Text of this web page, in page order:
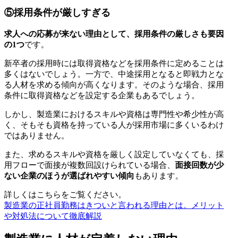
⑤採用条件が厳しすぎる
求人への応募が来ない理由として、採用条件の厳しさも要因
の1つです。
新卒者の採用時には取得資格などを採用条件に定めることは
多くはないでしょう。一方で、中途採用となると即戦力とな
る人材を求める傾向が高くなります。そのような場合、採用
条件に取得資格などを設定する企業もあるでしょう。
しかし、製造業におけるスキルや資格は専門性や希少性が高
く、そもそも資格を持っている人が採用市場に多くいるわけ
ではありません。
また、求めるスキルや資格を厳しく設定していなくても、採
用フローで面接が複数回設けられている場合、 面接回数が少
ない企業のほうが選ばれやすい傾向 もあります。
詳しくはこちらをご覧ください。
製造業の正社員勤務はきついと言われる理由とは。メリット
や対処法について徹底解説